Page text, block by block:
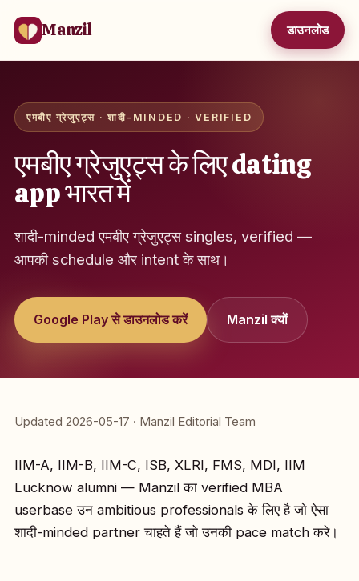
Manzil डाउनलोड
एमबीए ग्रेजुएट्स · शादी-MINDED · VERIFIED
एमबीए ग्रेजुएट्स के लिए dating
app भारत में
शादी-minded एमबीए ग्रेजुएट्स singles, verified —
आपकी schedule और intent के साथ।
Google Play से डाउनलोड करें Manzil क्यों
Updated 2026-05-17 · Manzil Editorial Team
IIM-A, IIM-B, IIM-C, ISB, XLRI, FMS, MDI, IIM
Lucknow alumni — Manzil का verified MBA
userbase उन ambitious professionals के लिए है जो ऐसा
शादी-minded partner चाहते हैं जो उनकी pace match करे।